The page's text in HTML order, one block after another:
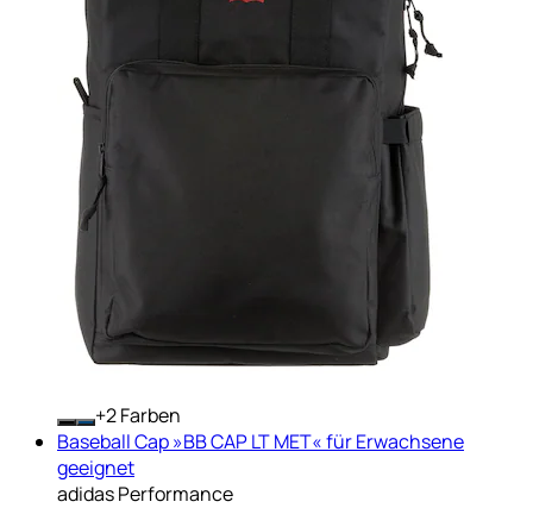
+ Farben
Baseball Cap »BB CAP LT MET« für Erwachsene
geeignet
adidas Performance